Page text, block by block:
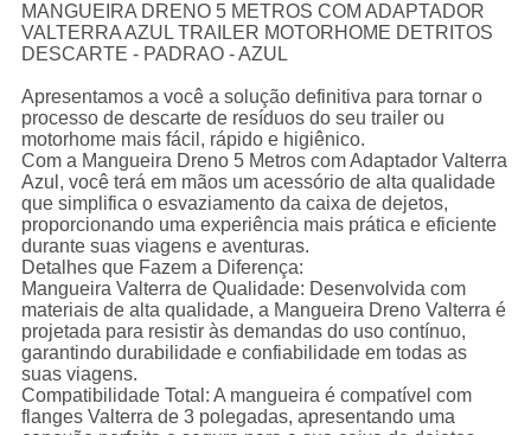
MANGUEIRA DRENO 5 METROS COM ADAPTADOR
VALTERRA AZUL TRAILER MOTORHOME DETRITOS
DESCARTE - PADRAO - AZUL
Apresentamos a você a solução definitiva para tornar o
processo de descarte de resíduos do seu trailer ou
motorhome mais fácil, rápido e higiênico.
Com a Mangueira Dreno 5 Metros com Adaptador Valterra
Azul, você terá em mãos um acessório de alta qualidade
que simplifica o esvaziamento da caixa de dejetos,
proporcionando uma experiência mais prática e eficiente
durante suas viagens e aventuras.
Detalhes que Fazem a Diferença:
Mangueira Valterra de Qualidade: Desenvolvida com
materiais de alta qualidade, a Mangueira Dreno Valterra é
projetada para resistir às demandas do uso contínuo,
garantindo durabilidade e confiabilidade em todas as
suas viagens.
Compatibilidade Total: A mangueira é compatível com
flanges Valterra de 3 polegadas, apresentando uma